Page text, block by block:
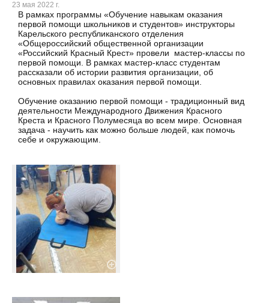
23 мая 2022 г.
В рамках программы «Обучение навыкам оказания
первой помощи школьников и студентов» инструкторы
Карельского республиканского отделения
«Общероссийский общественной организации
«Российский Красный Крест» провели мастер-классы по
первой помощи. В рамках мастер-класс студентам
рассказали об истории развития организации, об
основных правилах оказания первой помощи.
Обучение оказанию первой помощи - традиционный вид
деятельности Международного Движения Красного
Креста и Красного Полумесяца во всем мире. Основная
задача - научить как можно больше людей, как помочь
себе и окружающим.